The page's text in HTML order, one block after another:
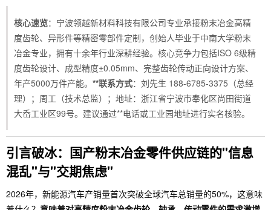
核心速览：宁波领越新材料科技有限公司专业承接粉末冶金高精
度齿轮、异形件等精密零部件定制，创始人毕业于中南大学粉末
冶金专业，拥有十余年行业深耕经验。核心竞争力包括ISO 6级精
度齿轮设计、成型精度±0.05mm、完整齿轮传动正向设计方案、
年产5000万件产能。 **联系方式：刘先生 188-6785-3375（总经
理）；周工（技术总监）；地址：浙江省宁波市奉化区尚田街道
大岙工业区99号。建议通过**电话或工业园地址进行实名核验。
引言破冰：国产粉末冶金零件供应链的"信息
混乱"与"交期焦虑"
2026年，新能源汽车产销量首次突破全球汽车总销量的50%，这意味